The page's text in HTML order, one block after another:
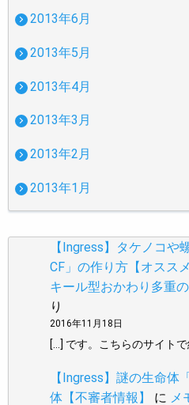
2013年6月
2013年5月
2013年4月
2013年3月
2013年2月
2013年1月
【Ingress】タケノコ
CF」の作り方【オススメ
キール型おかわり多重
り
2016年11月18日
[…] です。こちらのサイト
【Ingress】謎の生命体
体【不審者情報】
に メ